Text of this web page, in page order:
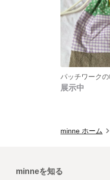
パッチワーク
展示中
minne ホーム
minneを知る